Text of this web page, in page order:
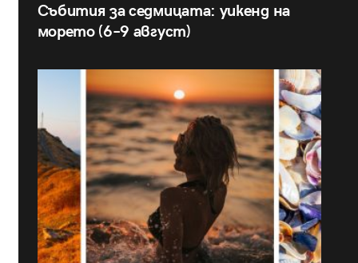
Събития за седмицата: уикенд на
морето (6–9 август)